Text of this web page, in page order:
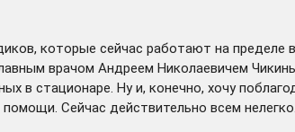
которые сейчас работают на
врачом Андреем Николаевичем
в стационаре. Ну и, конечно, хочу
Сейчас действительно всем